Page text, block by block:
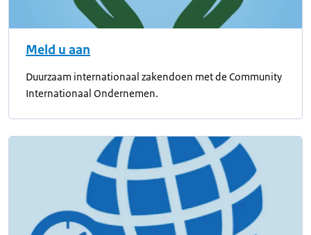
Meld u aan
Duurzaam internationaal zakendoen met de Community
Internationaal Ondernemen.